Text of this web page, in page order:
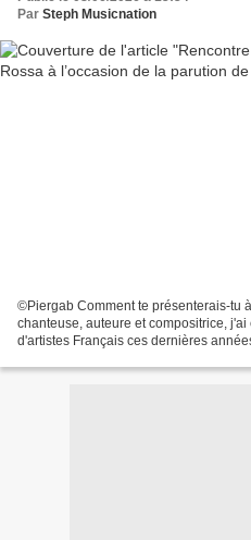
Par Steph Musicnation
©Piergab Comment te présenterais-tu
chanteuse, auteure et compositrice,
d'artistes Français ces dernières